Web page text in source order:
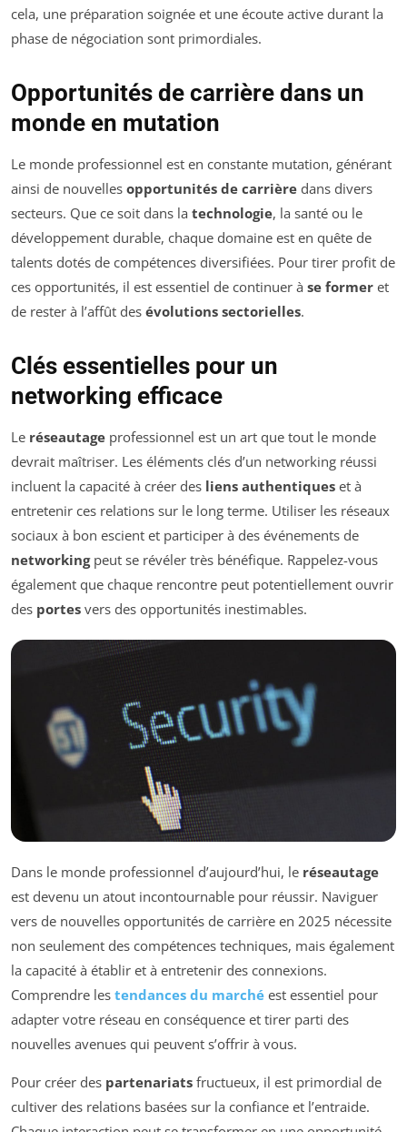
cela, une préparation soignée et une écoute active durant la
phase de négociation sont primordiales.
Opportunités de carrière dans un
monde en mutation
Le monde professionnel est en constante mutation, générant
ainsi de nouvelles opportunités de carrière dans divers
secteurs. Que ce soit dans la technologie, la santé ou le
développement durable, chaque domaine est en quête de
talents dotés de compétences diversifiées. Pour tirer profit de
ces opportunités, il est essentiel de continuer à se former et
de rester à l’affût des évolutions sectorielles.
Clés essentielles pour un
networking efficace
Le réseautage professionnel est un art que tout le monde
devrait maîtriser. Les éléments clés d’un networking réussi
incluent la capacité à créer des liens authentiques et à
entretenir ces relations sur le long terme. Utiliser les réseaux
sociaux à bon escient et participer à des événements de
networkingpeut se révéler très bénéfique. Rappelez-vous
également que chaque rencontre peut potentiellement ouvrir
des portes vers des opportunités inestimables.
Dans le monde professionnel d’aujourd’hui, le réseautage
est devenu un atout incontournable pour réussir. Naviguer
vers de nouvelles opportunités de carrière en 2025 nécessite
non seulement des compétences techniques, mais également
la capacité à établir et à entretenir des connexions.
Comprendre les tendances du marché est essentiel pour
adapter votre réseau en conséquence et tirer parti des
nouvelles avenues qui peuvent s’offrir à vous.
Pour créer des partenariats fructueux, il est primordial de
cultiver des relations basées sur la confiance et l’entraide.